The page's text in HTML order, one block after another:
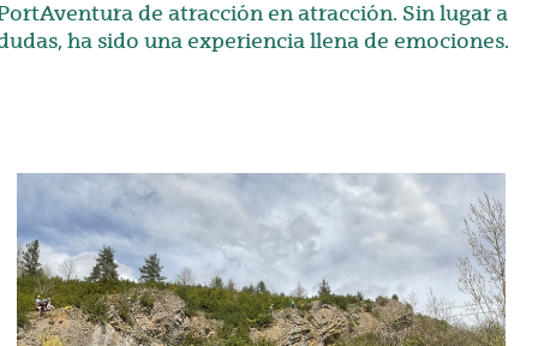
de atracción en atracción. Sin lugar a
ha sido una experiencia llena de emociones.